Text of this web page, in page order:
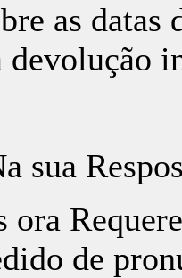
as datas
devolução
sua
ora
de